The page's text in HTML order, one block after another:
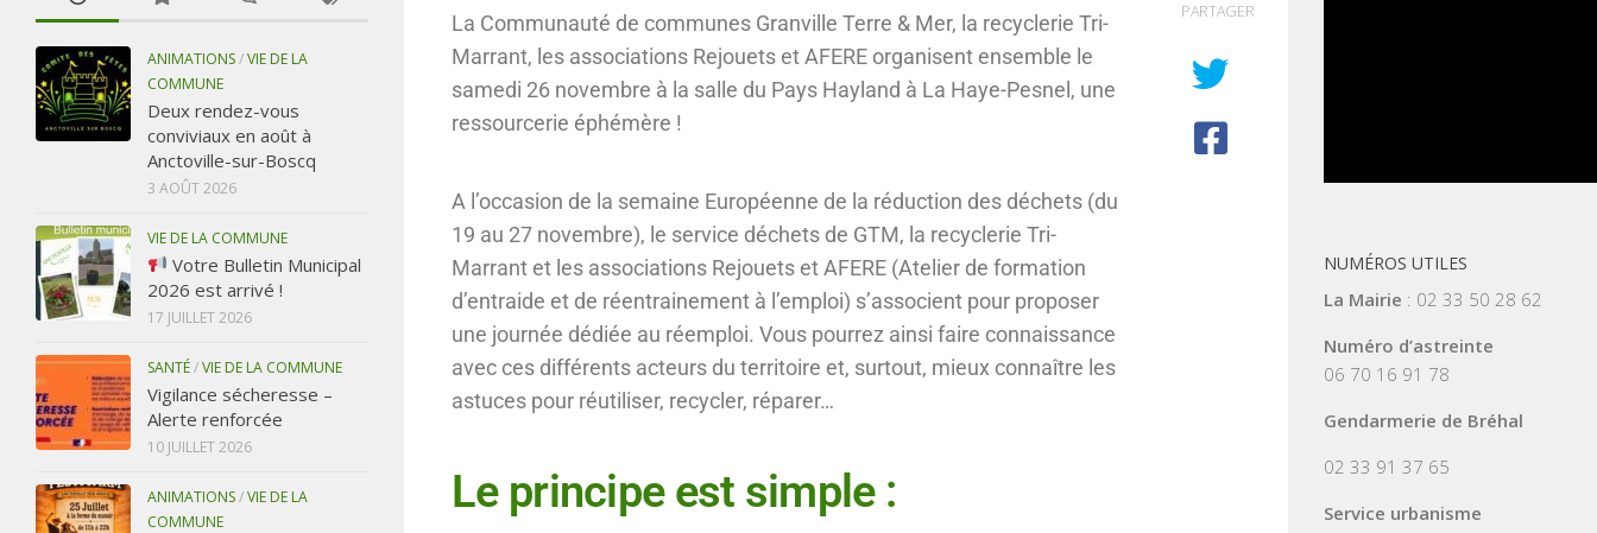
La Communauté de communes Granville Terre & Mer, la recyclerie Tri-
Marrant, les associations Rejouets et AFERE organisent ensemble le
samedi 26 novembre à la salle du Pays Hayland à La Haye-Pesnel, une
ressourcerie éphémère !
A l’occasion de la semaine Européenne de la réduction des déchets (du
19 au 27 novembre), le service déchets de GTM, la recyclerie Tri-
Marrant et les associations Rejouets et AFERE (Atelier de formation
d’entraide et de réentrainement à l’emploi) s’associent pour proposer
une journée dédiée au réemploi. Vous pourrez ainsi faire connaissance
avec ces différents acteurs du territoire et, surtout, mieux connaître les
astuces pour réutiliser, recycler, réparer…
Le principe est simple :
PARTAGER
ANIMATIONS/VIE DE LA
COMMUNE
Deux rendez-vous
conviviaux en août à
Anctoville-sur-Boscq
3 AOÛT 2026
VIE DE LA COMMUNE
Votre Bulletin Municipal
2026 est arrivé !
17 JUILLET 2026
SANTÉ/VIE DE LA COMMUNE
Vigilance sécheresse –
Alerte renforcée
10 JUILLET 2026
ANIMATIONS/VIE DE LA
COMMUNE
NUMÉROS UTILES
La Mairie : 02 33 50 28 62
Numéro d’astreinte
06 70 16 91 78
Gendarmerie de Bréhal
02 33 91 37 65
Service urbanisme